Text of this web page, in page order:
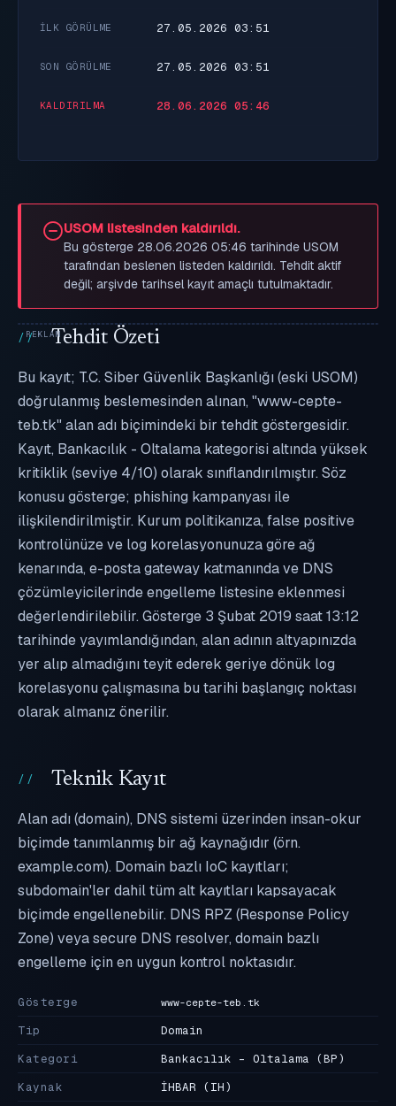
İLK GÖRÜLME 27.05.2026 03:51
SON GÖRÜLME 27.05.2026 03:51
KALDIRILMA 28.06.2026 05:46
USOM listesinden kaldırıldı.
Bu gösterge 28.06.2026 05:46 tarihinde USOM
tarafından beslenen listeden kaldırıldı. Tehdit aktif
değil; arşivde tarihsel kayıt amaçlı tutulmaktadır.
Tehdit Özeti
Bu kayıt; T.C. Siber Güvenlik Başkanlığı (eski USOM)
doğrulanmış beslemesinden alınan, "www-cepte-
teb.tk" alan adı biçimindeki bir tehdit göstergesidir.
Kayıt, Bankacılık - Oltalama kategorisi altında yüksek
kritiklik (seviye 4/10) olarak sınıflandırılmıştır. Söz
konusu gösterge; phishing kampanyası ile
ilişkilendirilmiştir. Kurum politikanıza, false positive
kontrolünüze ve log korelasyonunuza göre ağ
kenarında, e-posta gateway katmanında ve DNS
çözümleyicilerinde engelleme listesine eklenmesi
değerlendirilebilir. Gösterge 3 Şubat 2019 saat 13:12
tarihinde yayımlandığından, alan adının altyapınızda
yer alıp almadığını teyit ederek geriye dönük log
korelasyonu çalışmasına bu tarihi başlangıç noktası
olarak almanız önerilir.
Teknik Kayıt
Alan adı (domain), DNS sistemi üzerinden insan-okur
biçimde tanımlanmış bir ağ kaynağıdır (örn.
example.com). Domain bazlı IoC kayıtları;
subdomain'ler dahil tüm alt kayıtları kapsayacak
biçimde engellenebilir. DNS RPZ (Response Policy
Zone) veya secure DNS resolver, domain bazlı
engelleme için en uygun kontrol noktasıdır.
Gösterge www-cepte-teb.tk
Tip
Domain
Kategori
Bankacılık - Oltalama (BP)
Kaynak
İHBAR (IH)